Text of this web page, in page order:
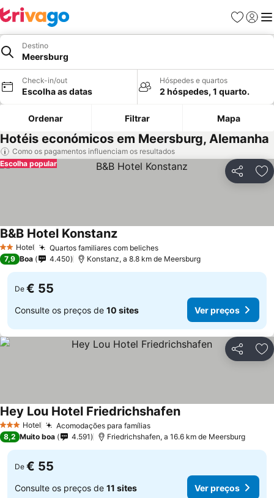
Favoritos
Iniciar
Destino
Meersburg
Check-in/out
Escolha as datas
Hóspedes e quartos
2 hóspedes, 1 quarto.
Ordenar Filtrar Mapa
Hotéis económicos em Meersburg, Alemanha
Como os pagamentos influenciam os resultados
Partilhar
Escolha popular
2 Estrelas
Hotel Quartos familiares com beliches
B&B Hotel Konstanz
7,9 Boa 4.450 Konstanz, a 8.8 km de Meersburg
De € 55
Consulte os preços de 10 sites Ver preços
Partilhar
3 EstrelasHotel Acomodações para famílias
Hey Lou Hotel Friedrichshafen
8,2 Muito boa 4.591 Friedrichshafen, a 16.6 km de Meersburg
De € 55
Consulte os preços de 11 sites Ver preços